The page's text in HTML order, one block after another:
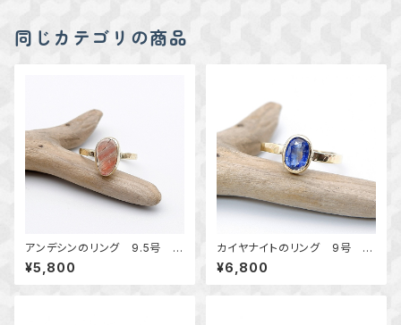
同じカテゴリの商品
アンデシンのリング 9.5号 ～
真鍮～ 天然石アクセサリー
指輪 一点物 macari
¥5,800
カイヤナイトのリング 9号 真
鍮 ～清らかな蒼～ 天然石
アクセサリー 指輪 一点物
macari
¥6,800